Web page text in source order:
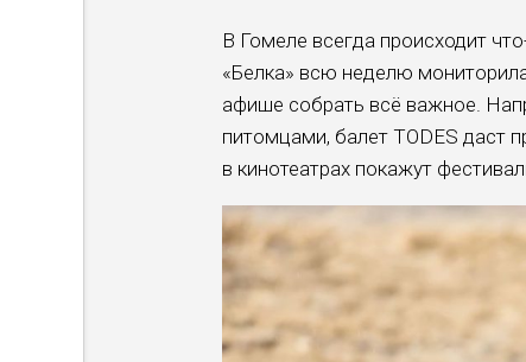
В Гомеле всегда происходит
«Белка» всю неделю
афише собрать всё важное.
питомцами, балет TODES даст
в кинотеатрах покажут